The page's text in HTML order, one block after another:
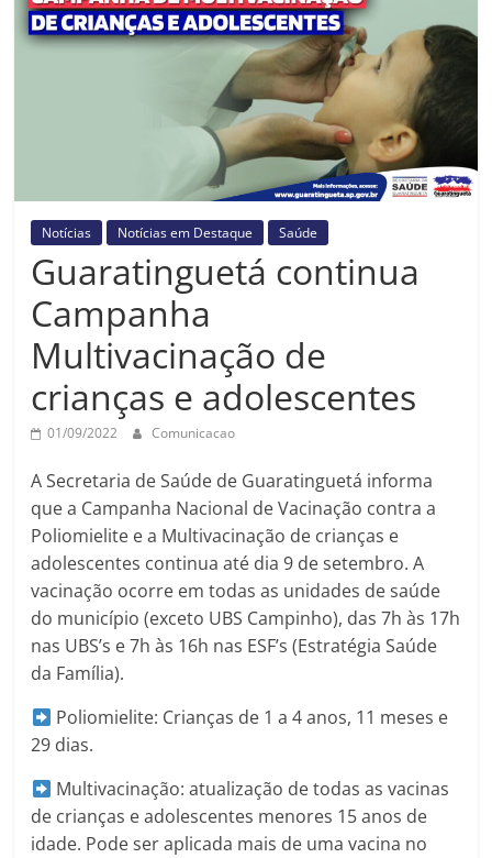
Prefeitura
Estância
Notícias Notícias em Destaque Saúde
Guaratinguetá continua
Campanha
Multivacinação de
crianças e adolescentes
01/09/2022 Comunicacao
A Secretaria de Saúde de Guaratinguetá informa
que a Campanha Nacional de Vacinação contra a
Poliomielite e a Multivacinação de crianças e
adolescentes continua até dia 9 de setembro. A
vacinação ocorre em todas as unidades de saúde
do município (exceto UBS Campinho), das 7h às 17h
nas UBS’s e 7h às 16h nas ESF’s (Estratégia Saúde
da Família).
Poliomielite: Crianças de 1 a 4 anos, 11 meses e
29 dias.
Multivacinação: atualização de todas as vacinas
de crianças e adolescentes menores 15 anos de
idade. Pode ser aplicada mais de uma vacina no